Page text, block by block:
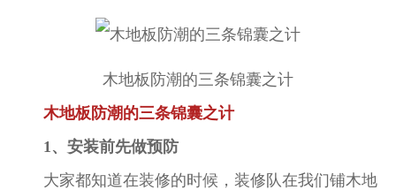
木地板防潮的三条锦囊之计
木地板防潮的三条锦囊之计
1、安装前先做预防
大家都知道在装修的时候，装修队在我们铺木地